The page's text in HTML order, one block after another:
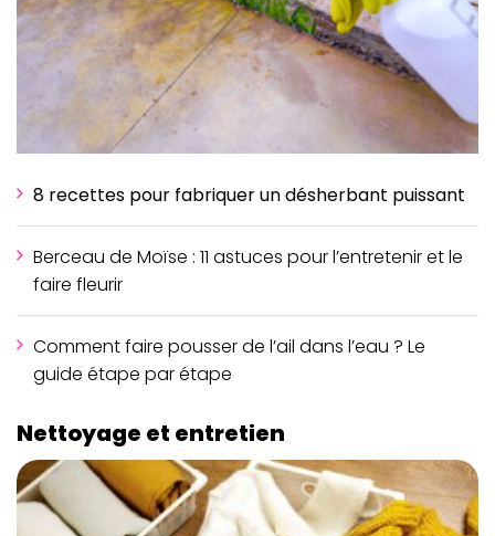
8 recettes pour fabriquer un désherbant puissant
Berceau de Moïse : 11 astuces pour l’entretenir et le
faire fleurir
Comment faire pousser de l’ail dans l’eau ? Le
guide étape par étape
Nettoyage et entretien